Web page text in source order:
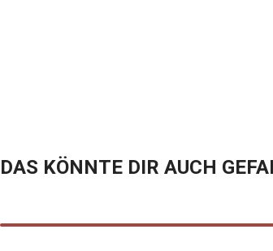
DAS KÖNNTE DIR AUCH